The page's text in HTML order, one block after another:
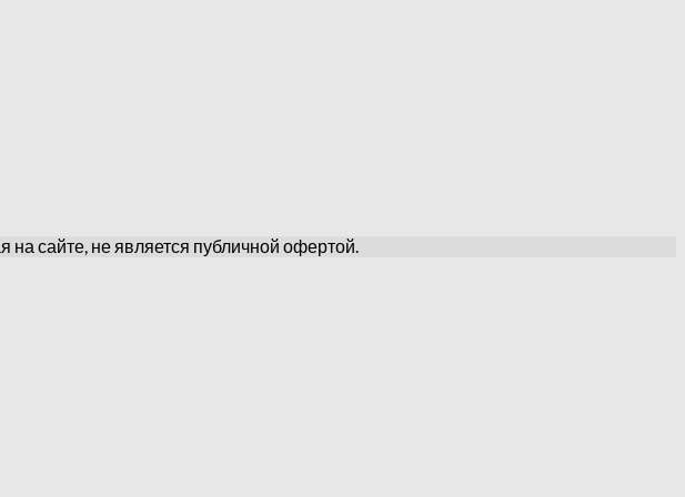
сайте, не является публичной офертой.